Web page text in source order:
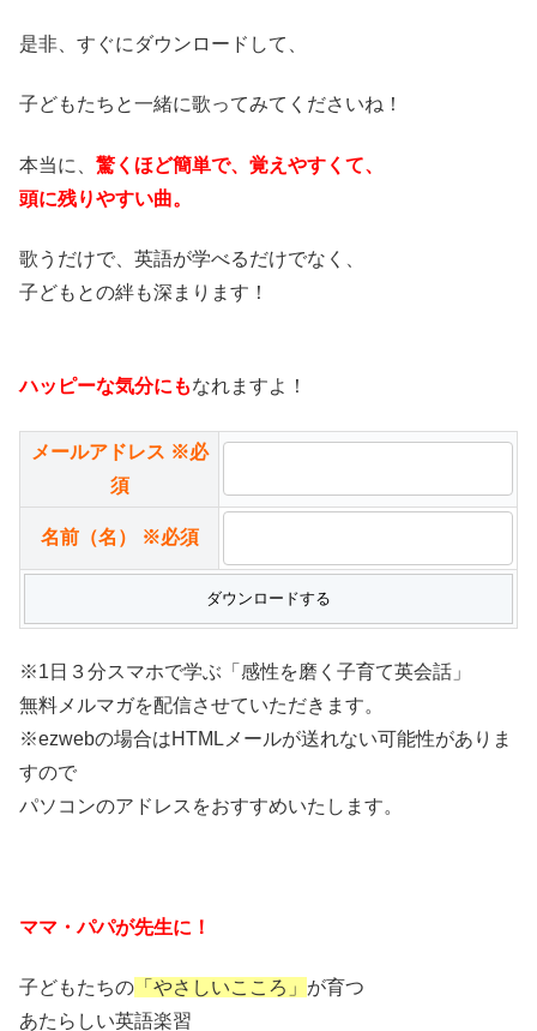
是非、すぐにダウンロードして、
子どもたちと一緒に歌ってみてくださいね！
本当に、 驚くほど簡単で、覚えやすくて、
頭に残りやすい曲。
歌うだけで、英語が学べるだけでなく、
子どもとの絆も深まります！
ハッピーな気分にもなれますよ！
メールアドレス ※必
須
名前（名） ※必須
※1日３分スマホで学ぶ「感性を磨く子育て英会話」
無料メルマガを配信させていただきます。
※ezwebの場合はHTMLメールが送れない可能性がありま
すので
パソコンのアドレスをおすすめいたします。
ママ・パパが先生に！
子どもたちの 「やさしいこころ」 が育つ
あたらしい英語楽習